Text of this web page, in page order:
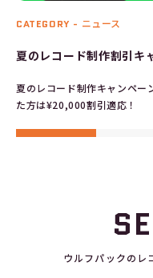
CATEGORY - ニュース
夏のレコード制作割引キ
夏のレコード制作キャンペー
た方は¥20,000割引適応！
ウルフパックのレ